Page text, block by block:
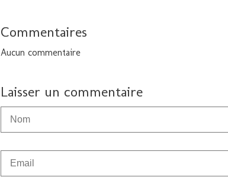
Commentaires
Aucun commentaire
Laisser un commentaire